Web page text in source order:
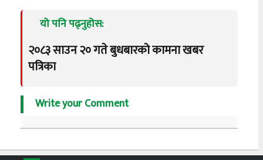
यो पनि पढ्नुहोस:
२०८३ साउन २० गते बुधबारको कामना खबर
पत्रिका
Write your Comment